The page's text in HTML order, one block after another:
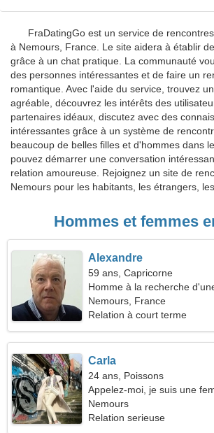
FraDatingGo est un service de
à Nemours, France. Le site aidera à établir
grâce à un chat pratique. La communauté
des personnes intéressantes et de faire un
romantique. Avec l'aide du service, trouvez
agréable, découvrez les intérêts des
partenaires idéaux, discutez avec des
intéressantes grâce à un système de
beaucoup de belles filles et d'hommes dans
pouvez démarrer une conversation
relation amoureuse. Rejoignez un site de
Nemours pour les habitants, les étrangers,
Hommes et femmes
Alexandre
59 ans, Capricorne
Homme à la recherche
Nemours, France
Relation à court terme
Carla
24 ans, Poissons
Appelez-moi, je suis une
Nemours
Relation serieuse